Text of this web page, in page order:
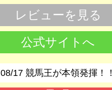
レビューを見る
公式サイトへ
08/17 競馬王が本領発揮！！